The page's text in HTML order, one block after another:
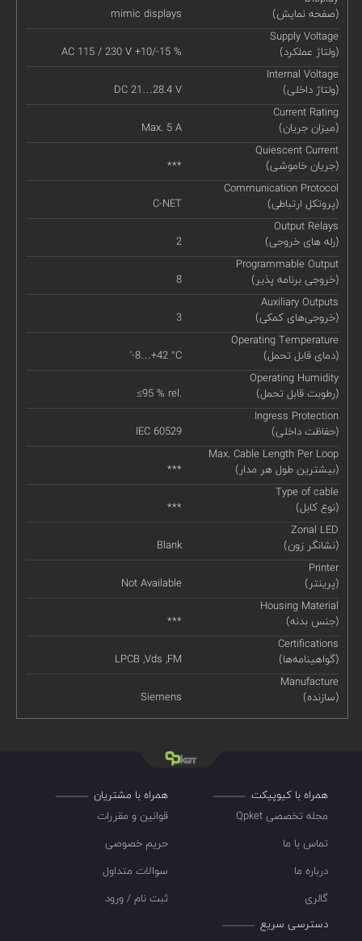
(صفحه نمایش)
mimic displays
Supply Voltage
(ولتاژ عملکرد)
AC 115 / 230 V +10/-15 %
Internal Voltage
(ولتاژ داخلی)
DC 21…28.4 V
Current Rating
(میزان جریان)
Max. 5 A
Quiescent Current
(جریان خاموشی)
***
Communication Protocol
(پروتکل ارتباطی)
C-NET
Output Relays
(رله های خروجی)
2
Programmable Output
(خروجی برنامه پذیر)
8
Auxiliary Outputs
(خروجی‌های کمکی)
3
Operating Temperature
(دمای قابل تحمل)
'-8…+42 °C
Operating Humidity
(رطوبت قابل تحمل)
≤95 % rel.
Ingress Protection
(حفاظت داخلی)
IEC 60529
Max. Cable Length Per Loop
(بیشترین طول هر مدار)
***
Type of cable
(نوع کابل)
***
Zonal LED
(نشانگر زون)
Blank
Printer
(پرینتر)
Not Available
Housing Material
(جنس بدنه)
***
Certifications
(گواهینامه‌ها)
LPCB ,Vds ,FM
Manufacture
(سازنده)
Siemens
همراه با کیوپیکت
مجله تخصصی Qpket
تماس با ما
درباره ما
گالری
همراه با مشتریان
قوانین و مقررات
حریم خصوصی
سوالات متداول
ثبت نام / ورود
دسترسی سریع